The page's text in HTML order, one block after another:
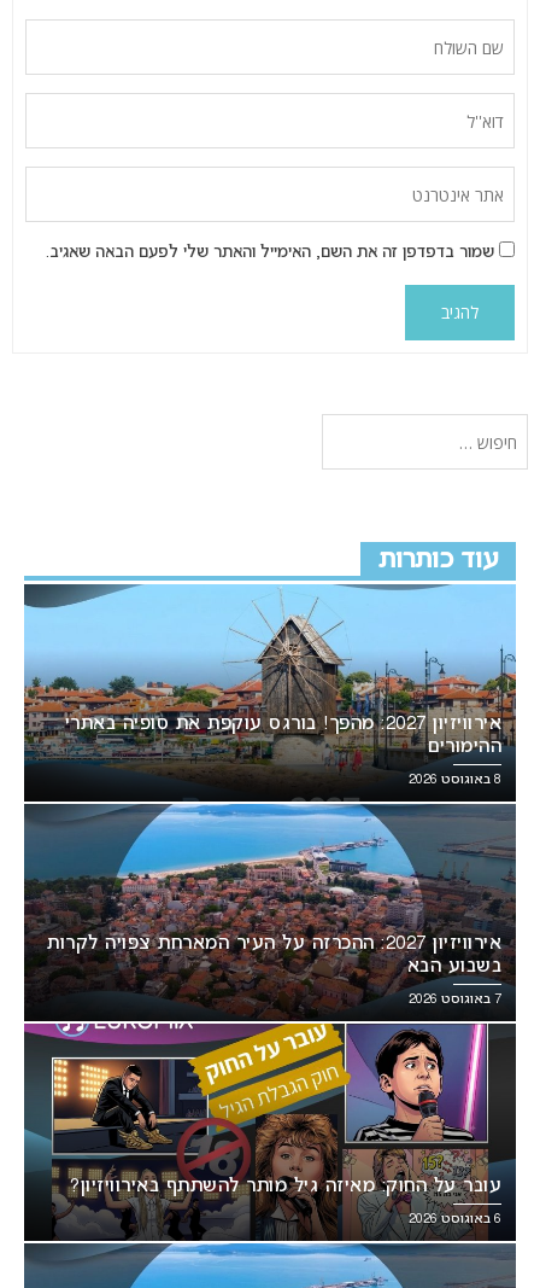
שמור בדפדפן זה את השם, האימייל והאתר שלי לפעם הבאה שאגיב.
עוד כותרות
אירוויזיון 2027: מהפך! בורגס עוקפת את סופיה באתרי
ההימורים
8 באוגוסט 2026
אירוויזיון 2027: ההכרזה על העיר המארחת צפויה לקרות
בשבוע הבא
7 באוגוסט 2026
עובר על החוק: מאיזה גיל מותר להשתתף באירוויזיון?
6 באוגוסט 2026